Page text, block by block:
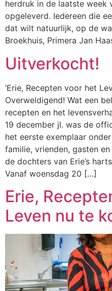
herdruk in de laatste week
opgeleverd. Iedereen die
dat wilt natuurlijk, op de
Broekhuis, Primera Jan
Uitverkocht!
‘Erie, Recepten voor het
Overweldigend! Wat een
recepten en het
19 december jl. was de
het eerste exemplaar
familie, vrienden, gasten
de dochters van Erie’s
Vanaf woensdag 20 […]
Erie,
Leven nu te